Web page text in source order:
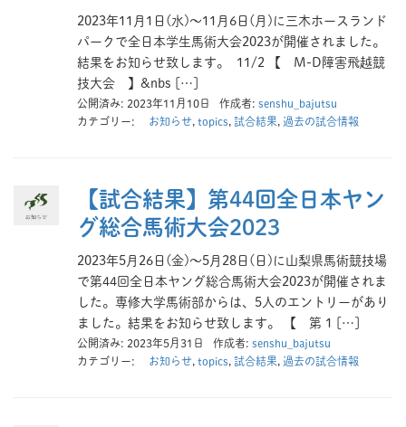
2023年11月1日(水)～11月6日(月)に三木ホースランド
パークで全日本学生馬術大会2023が開催されました。
結果をお知らせ致します。 11/2 【 M-D障害飛越競
技大会 】&nbs […]
公開済み: 2023年11月10日 作成者: senshu_bajutsu
カテゴリー:
お知らせ topics 試合結果 過去の試合情報
【試合結果】第44回全日本ヤン
グ総合馬術大会2023
2023年5月26日(金)～5月28日(日)に山梨県馬術競技場
で第44回全日本ヤング総合馬術大会2023が開催されま
した。専修大学馬術部からは、5人のエントリーがあり
ました。結果をお知らせ致します。 【 第 1 […]
公開済み: 2023年5月31日 作成者: senshu_bajutsu
カテゴリー:
お知らせ topics 試合結果 過去の試合情報